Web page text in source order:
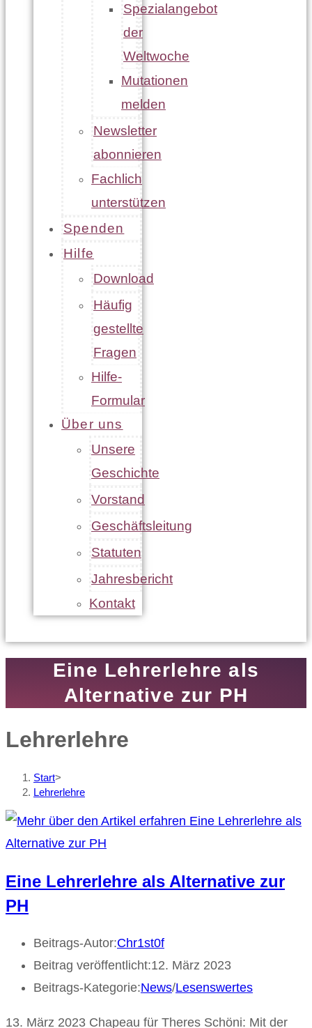
Spezialangebot
der
Weltwoche
Mutationen
melden
Newsletter
abonnieren
Fachlich
unterstützen
Spenden
Hilfe
Download
Häufig
gestellte
Fragen
Hilfe-
Formular
Über uns
Unsere
Geschichte
Vorstand
Geschäftsleitung
Statuten
Jahresbericht
Kontakt
Eine Lehrerlehre als
Alternative zur PH
Lehrerlehre
Start>
Lehrerlehre
Eine Lehrerlehre als Alternative zur
PH
Beitrags-Autor:Chr1st0f
Beitrag veröffentlicht:12. März 2023
Beitrags-Kategorie:News/Lesenswertes
13. März 2023 Chapeau für Theres Schöni: Mit der